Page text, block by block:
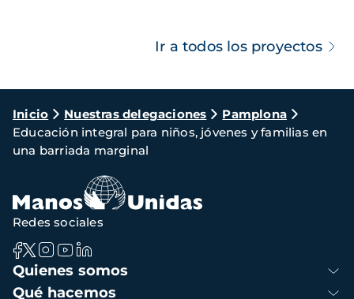
Ir a todos los proyectos
Ruta
de
navegación
Inicio Nuestras delegaciones
Pamplona
Educación integral para niños, jóvenes y familias en
una barriada marginal
Navegación
principal
Quienes somos
Qué hacemos
Redes sociales